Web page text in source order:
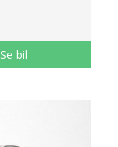
Se bil